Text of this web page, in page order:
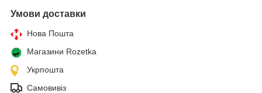
Умови доставки
Нова Пошта
Магазини Rozetka
Укрпошта
Самовивіз